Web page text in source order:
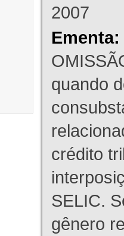
2007
Ementa:
quando
crédito
SELIC.
gênero